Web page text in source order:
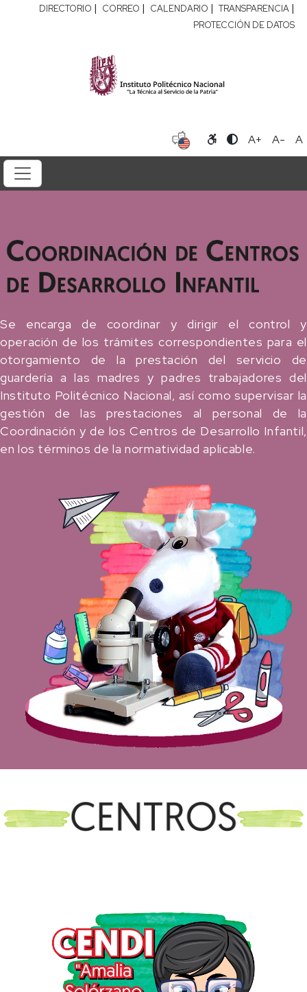
DIRECTORIO | CORREO | CALENDARIO | TRANSPARENCIA |
PROTECCIÓN DE DATOS
A+ A- A
Se encarga de coordinar y dirigir el control y
operación de los trámites correspondientes para el
otorgamiento de la prestación del servicio de
guardería a las madres y padres trabajadores del
Instituto Politécnico Nacional, así como supervisar la
gestión de las prestaciones al personal de la
Coordinación y de los Centros de Desarrollo Infantil,
en los términos de la normatividad aplicable.
Ubicación: Oroya No. 760, Col.
Lindavista, Alcaldía Gustavo A.
Madero, C.P. 07300.